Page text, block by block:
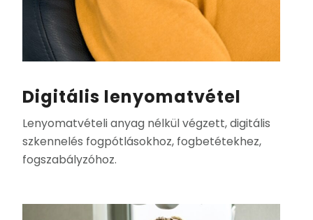
Digitális lenyomatvétel
Lenyomatvételi anyag nélkül végzett, digitális
szkennelés fogpótlásokhoz, fogbetétekhez,
fogszabályzóhoz.